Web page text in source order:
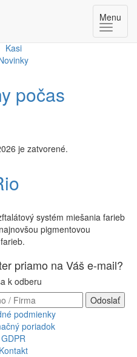
Menu
Kasi
počas
je zatvorené.
systém miešania farieb
pigmentovou
priamo na Váš e-mail?
k odberu
podmienky
poriadok
GDPR
Kontakt